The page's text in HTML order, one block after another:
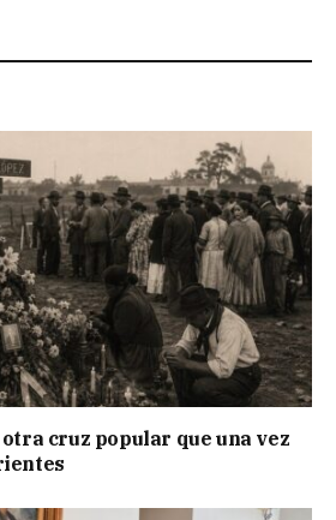
cruz popular que una vez